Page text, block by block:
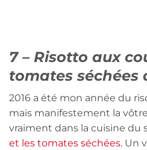
7 – Risotto aux
tomates séchées
2016 a été mon année du
mais manifestement la
vraiment dans la cuisine du
et les tomates séchées. Un